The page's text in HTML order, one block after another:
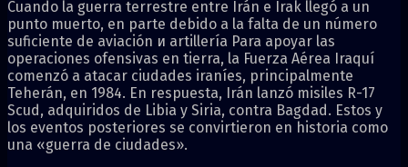
Cuando la guerra terrestre entre Irán e Irak llegó a un
punto muerto, en parte debido a la falta de un número
suficiente de aviación и artillería Para apoyar las
operaciones ofensivas en tierra, la Fuerza Aérea Iraquí
comenzó a atacar ciudades iraníes, principalmente
Teherán, en 1984. En respuesta, Irán lanzó misiles R-17
Scud, adquiridos de Libia y Siria, contra Bagdad. Estos y
los eventos posteriores se convirtieron en historia como
una «guerra de ciudades».